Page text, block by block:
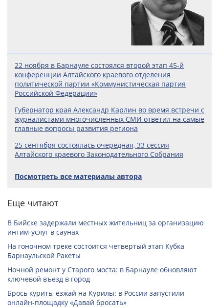
22 ноября в Барнауле состоялся второй этап 45-й
конференции Алтайского краевого отделения
политической партии «Коммунистическая партия
Российской Федерации»
Губернатор края Александр Карлин во время встречи с
журналистами многочисленных СМИ ответил на самые
главные вопросы развития региона
25 сентября состоялась очередная, 33 сессия
Алтайского краевого Законодательного Собрания
Посмотреть все материалы автора
Еще читают
В Бийске задержали местных жительниц за организацию
интим-услуг в саунах
На гоночном треке состоится четвертый этап Кубка
Барнаульской Ракеты
Ночной ремонт у Старого моста: в Барнауле обновляют
ключевой въезд в город
Брось курить, езжай на Курилы: в России запустили
онлайн-­площадку «Давай бросать»